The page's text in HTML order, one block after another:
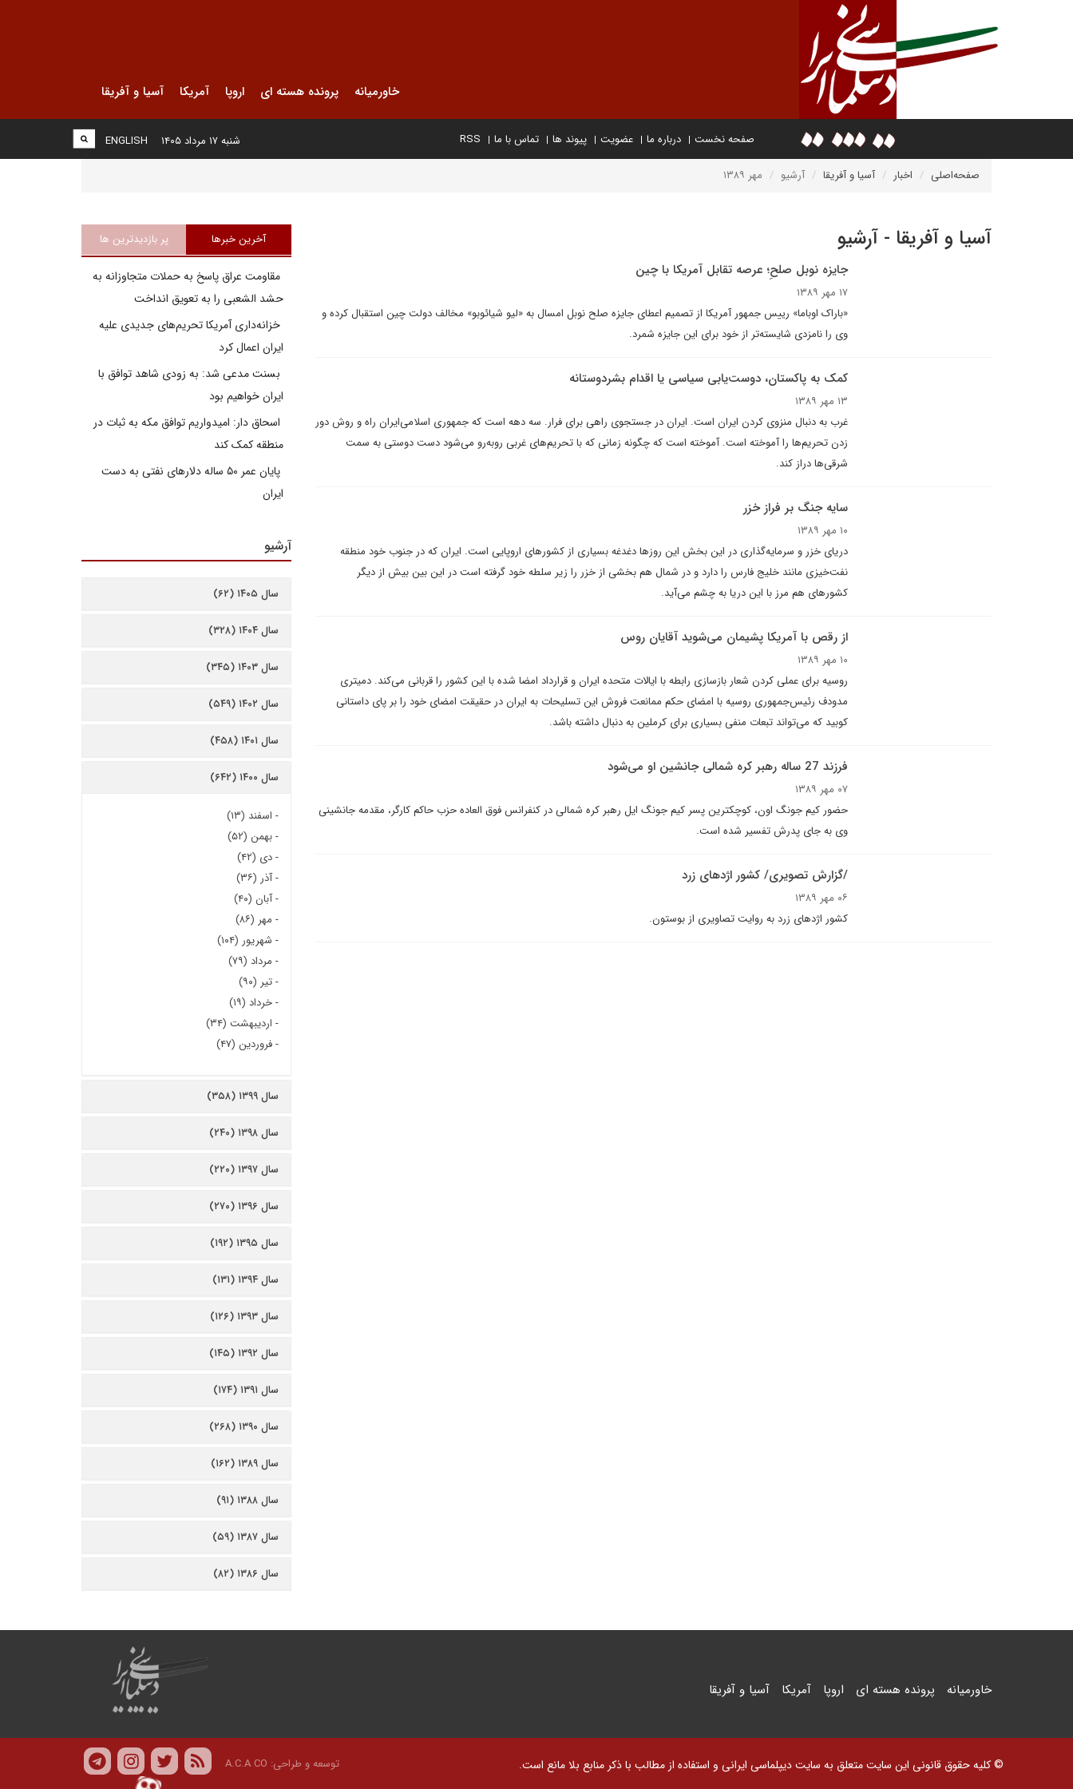
خاورمیانه پرونده هسته ای اروپا آمریکا آسیا و آفریقا
صفحه نخست درباره ما عضویت پیوند ها تماس با ما RSS
ENGLISH شنبه ۱۷ مرداد ۱۴۰۵
صفحه‌اصلی اخبار آسیا و آفریقا آرشیو مهر ۱۳۸۹
آسیا و آفریقا - آرشیو
جايزه نوبل صلحِ؛ عرصه تقابل آمريکا با چين
۱۷ مهر ۱۳۸۹
«باراک اوباما» رييس جمهور آمريکا از تصميم اعطاى جايزه صلح نوبل امسال به «ليو شيائوبو» مخالف دولت چين استقبال کرده و
وى را نامزدى شايسته‌تر از خود براى اين جايزه شمرد.
کمک به پاکستان، دوست‌يابى سياسى يا اقدام بشردوستانه
۱۳ مهر ۱۳۸۹
غرب به دنبال منزوی کردن ایران است. ایران در جستجوی راهی برای فرار. سه دهه است که جمهوری اسلامی‌ایران راه و روش دور
زدن تحریم‌ها را آموخته است. آموخته است که چگونه زمانی که با تحریم‌های غربی روبه‌رو می‌شود دست دوستی به سمت
شرقی‌ها دراز کند.
سايه جنگ بر فراز خزر
۱۰ مهر ۱۳۸۹
درياى خزر و سرمايه‌گذارى در اين بخش اين روزها دغدغه بسيارى از کشورهاى اروپايى است. ايران که در جنوب خود منطقه
نفت‌خيزى مانند خليج فارس را دارد و در شمال هم بخشى از خزر را زير سلطه خود گرفته است در اين بين بيش از ديگر
کشورهاى هم مرز با اين دريا به چشم مى‌آيد.
از رقص با آمريکا پشيمان مى‌شويد آقايان روس
۱۰ مهر ۱۳۸۹
روسيه براى عملى کردن شعار بازسازى رابطه با ايالات متحده ايران و قرارداد امضا شده با اين کشور را قربانى مى‌کند. دميترى
مدودف رئيس‌جمهورى روسيه با امضاى حکم ممانعت فروش اين تسليحات به ايران در حقيقت امضاى خود را بر پاى داستانى
کوبيد که مى‌تواند تبعات منفى بسيارى براى کرملين به دنبال داشته باشد.
فرزند 27 ساله رهبر کره شمالی جانشین او می‌شود
۰۷ مهر ۱۳۸۹
حضور کیم جونگ اون، کوچکترین پسر کیم جونگ ایل رهبر کره شمالی در کنفرانس فوق العاده حزب حاکم کارگر، مقدمه جانشینی
وی به جای پدرش تفسیر شده است.
/گزارش تصویری/ کشور اژدهای زرد
۰۶ مهر ۱۳۸۹
کشور اژدهای زرد به روایت تصاویری از بوستون.
آخرین خبرها پر بازدیدترین ها
مقاومت عراق پاسخ به حملات متجاوزانه به
حشد الشعبی را به تعویق انداخت
خزانه‌داری آمریکا تحریم‌های جدیدی علیه
ایران اعمال کرد
بسنت مدعی شد: به زودی شاهد توافق با
ایران خواهیم بود
اسحاق دار: امیدواریم توافق مکه به ثبات در
منطقه کمک کند
پایان عمر ۵۰ ساله دلارهای نفتی به دست
ایران
آرشیو
سال ۱۴۰۵ (۶۲)
سال ۱۴۰۴ (۳۲۸)
سال ۱۴۰۳ (۳۴۵)
سال ۱۴۰۲ (۵۴۹)
سال ۱۴۰۱ (۴۵۸)
سال ۱۴۰۰ (۶۴۲)
- اسفند (۱۳)
-بهمن (۵۲)
-دی (۴۲)
-آذر (۳۶)
-آبان (۴۰)
- مهر (۸۶)
- شهریور (۱۰۴)
- مرداد (۷۹)
-تیر (۹۰)
-خرداد (۱۹)
- اردیبهشت (۳۴)
-فروردین (۴۷)
سال ۱۳۹۹ (۳۵۸)
سال ۱۳۹۸ (۲۴۰)
سال ۱۳۹۷ (۲۲۰)
سال ۱۳۹۶ (۲۷۰)
سال ۱۳۹۵ (۱۹۲)
سال ۱۳۹۴ (۱۳۱)
سال ۱۳۹۳ (۱۲۶)
سال ۱۳۹۲ (۱۴۵)
سال ۱۳۹۱ (۱۷۴)
سال ۱۳۹۰ (۲۶۸)
سال ۱۳۸۹ (۱۶۲)
سال ۱۳۸۸ (۹۱)
سال ۱۳۸۷ (۵۹)
سال ۱۳۸۶ (۸۲)
خاورمیانه پرونده هسته ای اروپا آمریکا آسیا و آفریقا
© کلیه حقوق قانونی این سایت متعلق به سایت دیپلماسی ایرانی و استفاده از مطالب با ذکر منابع بلا مانع است. توسعه و طراحی: A.C.A CO